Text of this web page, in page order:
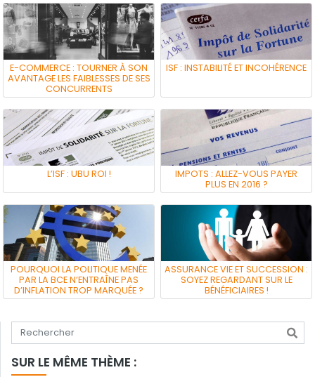
E-COMMERCE : TOURNER À SON
AVANTAGE LES FAIBLESSES DE SES
CONCURRENTS
ISF : INSTABILITÉ ET INCOHÉRENCE
L’ISF : UBU ROI !
IMPOTS : ALLEZ-VOUS PAYER
PLUS EN 2016 ?
POURQUOI LA POLITIQUE MENÉE
PAR LA BCE N’ENTRAÎNE PAS
D’INFLATION TROP MARQUÉE ?
ASSURANCE VIE ET SUCCESSION :
SOYEZ REGARDANT SUR LE
BÉNÉFICIAIRES !
Tapez votre recherche
SUR LE MÊME THÈME :